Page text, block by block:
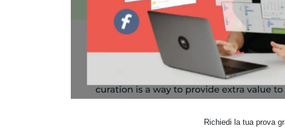
Richiedi la tua prova